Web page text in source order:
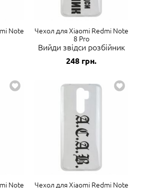
Note
Чехол для Xiaomi Redmi Note
8 Pro
Вийди звідси розбійник
248 грн.
Note
Чехол для Xiaomi Redmi Note